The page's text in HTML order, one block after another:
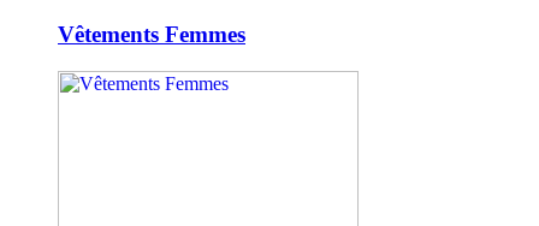
Vêtements Femmes